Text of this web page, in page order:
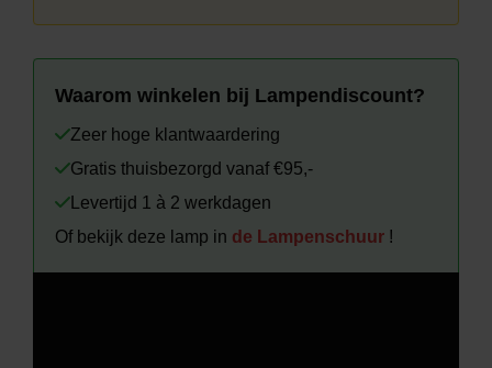
Waarom winkelen bij Lampendiscount?
Zeer hoge klantwaardering
Gratis thuisbezorgd vanaf €95,-
Levertijd 1 à 2 werkdagen
Of bekijk deze lamp in de Lampenschuur !